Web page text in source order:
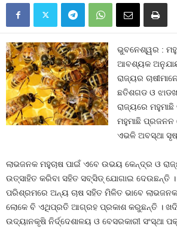
ଭୁବନେଶ୍ୱର :
ଆବଶ୍ୟକ
ରାଜ୍ୟର
ଛତିଶଗଡ ଓ
ରାଜ୍ୟରେ ମହୁମାଛି
ମହୁମାଛି ପ୍ରଜନନ
ଏଭଳି ଅବସ୍ଥା
ଲାଭଜନକ ମହୁଚାଷ ପାଇଁ ଏବେ ଉଭୟ କେନ୍ଦ୍ର ଓ
ଉତ୍ସାହିତ କରିବା ସହିତ ସବ୍‍ସିଡ୍‍ ଯୋଗାଇ ଦେଉଛନ୍ତି
ପରିଶ୍ରମରେ ଅନ୍ୟ ଚାଷ ସହିତ ମିଳିତ ଭାବେ
ଲୋକେ ବି ଏଥିପ୍ରତି ଆଗ୍ରହ ପ୍ରକାଶ କରୁଛନ୍ତି । ଖଦି
ଉଦ୍ୟାନକୃଷି ନିର୍ଦ୍ଦେଶାଳୟ ଓ ବେସରକାରୀ ସଂସ୍ଥା